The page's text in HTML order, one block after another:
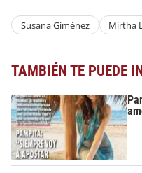
Susana Giménez Mirtha
TAMBIÉN TE PUEDE